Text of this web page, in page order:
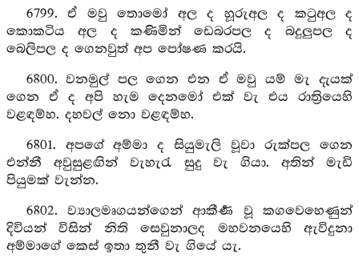
6799. ඒ මවු තොමෝ අල ද හූරුඅල ද කටුඅල ද
කොකටිය අල ද කණිමින් ඩෙබරපල ද බදුලුපල ද
බෙලිපල ද ගෙනවුත් අප පෝෂණ කරයි.
6800. වනමුල් පල ගෙන එන ඒ මවු යම් මැ දැයක්
ගෙන ඒ ද අපි හැම දෙනමෝ එක් වැ එය රාත්‍රියෙහි
වළඳම්හ. දහවල් නො වළඳම්හ.
6801. අපගේ අම්මා ද සියුමැලි වූවා රුක්පල ගෙන
එන්නී අවුසුළඟින් වැහැරැ සුදු වැ ගියා. අතින් මැඩි
පියුමක් වැන්න.
6802. ව්‍යාලමෘගයන්ගෙන් ආකීර්‍ණ වූ කගවෙහෙණුන්
දිවියන් විසින් නිති සෙවුනාලද මහවනයෙහි ඇවිදුනා
අම්මාගේ කෙස් ඉතා තුනී වැ ගියේ යැ.